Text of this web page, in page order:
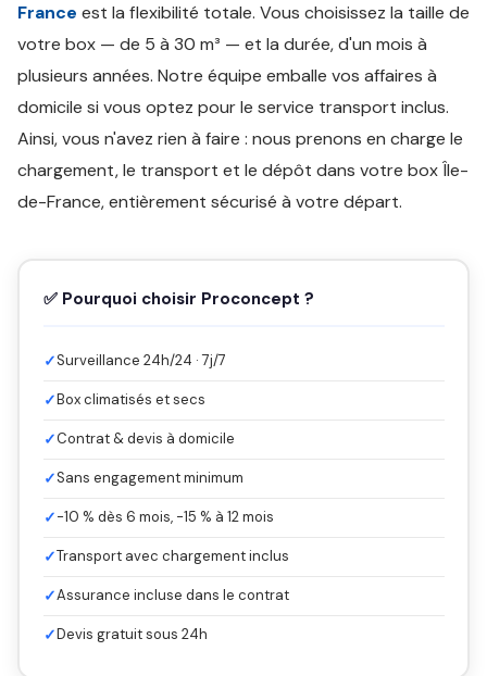
France est la flexibilité totale. Vous choisissez la taille de
votre box — de 5 à 30 m³ — et la durée, d'un mois à
plusieurs années. Notre équipe emballe vos affaires à
domicile si vous optez pour le service transport inclus.
Ainsi, vous n'avez rien à faire : nous prenons en charge le
chargement, le transport et le dépôt dans votre box Île-
de-France, entièrement sécurisé à votre départ.
✅ Pourquoi choisir Proconcept ?
✓Surveillance 24h/24 · 7j/7
✓Box climatisés et secs
✓Contrat & devis à domicile
✓Sans engagement minimum
✓-10 % dès 6 mois, -15 % à 12 mois
✓Transport avec chargement inclus
✓Assurance incluse dans le contrat
✓Devis gratuit sous 24h